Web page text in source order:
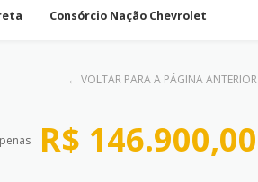
Consórcio Nação Chevrolet
← VOLTAR PARA A PÁGINA ANTERIOR
R$ 146.900,00